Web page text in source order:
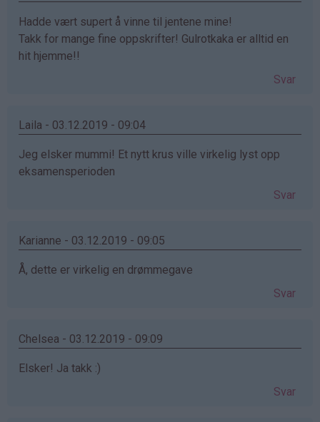
Hadde vært supert å vinne til jentene mine!
Takk for mange fine oppskrifter! Gulrotkaka er alltid en
hit hjemme!!
Svar
Laila - 03.12.2019 - 09:04
Jeg elsker mummi! Et nytt krus ville virkelig lyst opp
eksamensperioden
Svar
Karianne - 03.12.2019 - 09:05
Å, dette er virkelig en drømmegave
Svar
Chelsea - 03.12.2019 - 09:09
Elsker! Ja takk :)
Svar